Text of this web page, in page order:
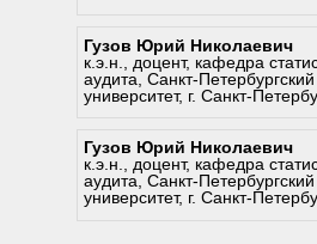
Гузов Юрий Николаевич
к.э.н., доцент, кафедра
аудита, Санкт-
университет, г. Санкт-
Гузов Юрий Николаевич
к.э.н., доцент, кафедра
аудита, Санкт-
университет, г. Санкт-